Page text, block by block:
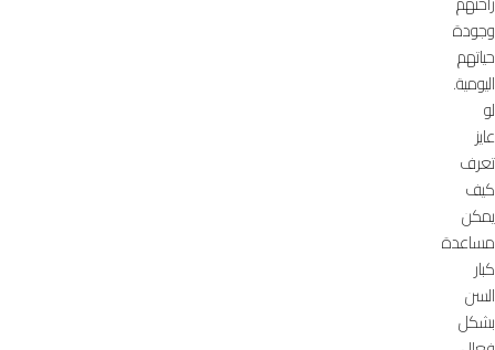
وجودة
حياتهم
اليومية.
لو
عايز
تعرف
كيف
يمكن
مساعدة
كبار
السن
بشكل